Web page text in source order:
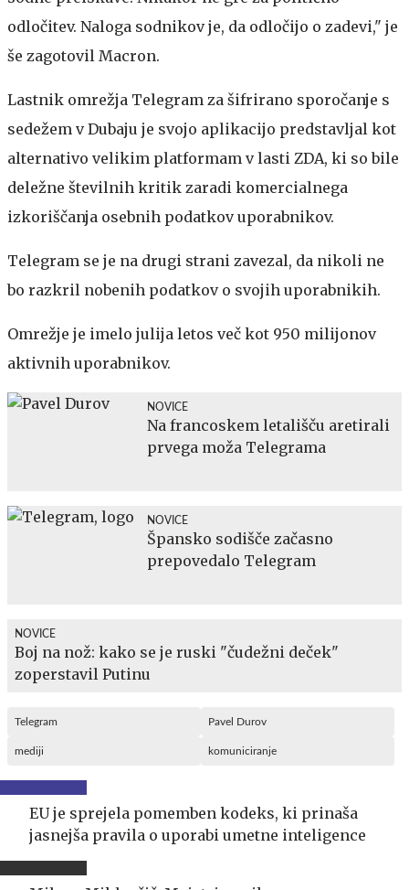
odločitev. Naloga sodnikov je, da odločijo o zadevi," je
še zagotovil Macron.
Lastnik omrežja Telegram za šifrirano sporočanje s
sedežem v Dubaju je svojo aplikacijo predstavljal kot
alternativo velikim platformam v lasti ZDA, ki so bile
deležne številnih kritik zaradi komercialnega
izkoriščanja osebnih podatkov uporabnikov.
Telegram se je na drugi strani zavezal, da nikoli ne
bo razkril nobenih podatkov o svojih uporabnikih.
Omrežje je imelo julija letos več kot 950 milijonov
aktivnih uporabnikov.
NOVICE
Na francoskem letališču aretirali
prvega moža Telegrama
NOVICE
Špansko sodišče začasno
prepovedalo Telegram
NOVICE
Boj na nož: kako se je ruski "čudežni deček"
zoperstavil Putinu
Telegram Pavel Durov
mediji komuniciranje
EU je sprejela pomemben kodeks, ki prinaša
jasnejša pravila o uporabi umetne inteligence